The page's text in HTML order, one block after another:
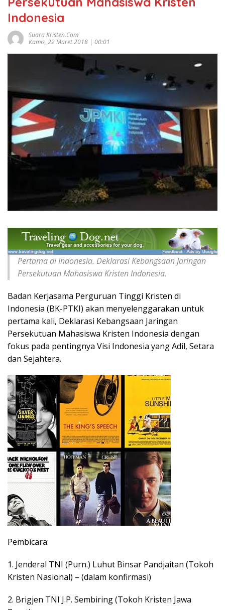
Indonesia
Suara Kristen.com
Kamis, 22 Maret 2018 | 00:01
Pertama di Indonesia. Deklarasi Kebangsaan Jaringan
Persekutuan Mahasiswa Kristen Indonesia.
Badan Kerjasama Perguruan Tinggi Kristen di
Indonesia (BK-PTKI) akan menyelenggarakan untuk
pertama kali, Deklarasi Kebangsaan Jaringan
Persekutuan Mahasiswa Kristen Indonesia dengan
fokus pada pentingnya Visi Indonesia yang Adil, Setara
dan Sejahtera.
Pembicara:
1. Jenderal TNI (Purn.) Luhut Binsar Pandjaitan (Tokoh
Kristen Nasional) – (dalam konfirmasi)
2. Brigjen TNI J.P. Sembiring (Tokoh Kristen Jawa